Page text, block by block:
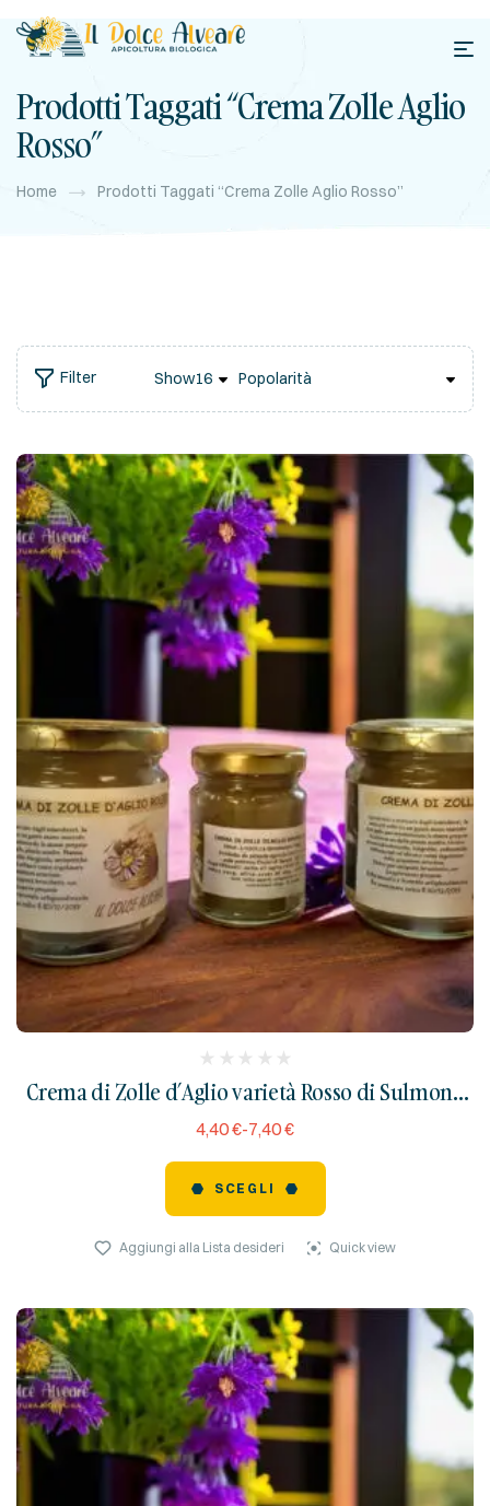
Prodotti Taggati “crema Zolle Aglio
Rosso”
Home Prodotti Taggati “crema Zolle Aglio Rosso”
Filter Show
Crema di Zolle d’Aglio varietà Rosso di Sulmona
al Peperoncino
reviews)
4,40€-7,40€
SCEGLI
Aggiungi alla Lista desideri Quick view